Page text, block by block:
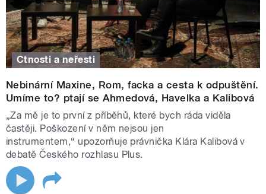
Ctnosti a neřesti
Nebinární Maxine, Rom, facka a cesta k odpuštění.
Umíme to? ptají se Ahmedová, Havelka a Kalibová
„Za mě je to první z příběhů, které bych ráda viděla
častěji. Poškození v něm nejsou jen
instrumentem,“ upozorňuje právnička Klára Kalibová v
debatě Českého rozhlasu Plus.